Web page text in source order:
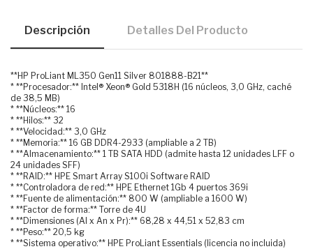
Descripción Detalles Del Producto
**HP ProLiant ML350 Gen11 Silver 801888-B21**
* **Procesador:** Intel® Xeon® Gold 5318H (16 núcleos, 3,0 GHz, caché
de 38,5 MB)
* **Núcleos:** 16
* **Hilos:** 32
* **Velocidad:** 3,0 GHz
* **Memoria:** 16 GB DDR4-2933 (ampliable a 2 TB)
* **Almacenamiento:** 1 TB SATA HDD (admite hasta 12 unidades LFF o
24 unidades SFF)
* **RAID:** HPE Smart Array S100i Software RAID
* **Controladora de red:** HPE Ethernet 1Gb 4 puertos 369i
* **Fuente de alimentación:** 800 W (ampliable a 1600 W)
* **Factor de forma:** Torre de 4U
* **Dimensiones (Al x An x Pr):** 68,28 x 44,51 x 52,83 cm
* **Peso:** 20,5 kg
* **Sistema operativo:** HPE ProLiant Essentials (licencia no incluida)